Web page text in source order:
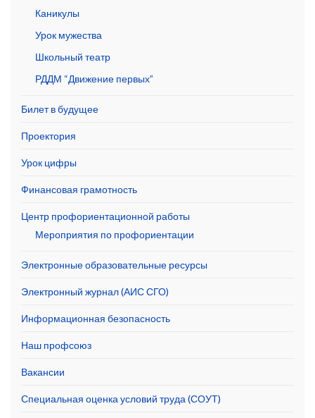
Каникулы
Урок мужества
Школьный театр
РДДМ “Движение первых”
Билет в будущее
Проектория
Урок цифры
Финансовая грамотность
Центр профориентационной работы
Мероприятия по профориентации
Электронные образовательные ресурсы
Электронный журнал (АИС СГО)
Информационная безопасность
Наш профсоюз
Вакансии
Специальная оценка условий труда (СОУТ)